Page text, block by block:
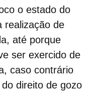
o estado do
realização de
até porque
ser exercido de
caso contrário
direito de gozo